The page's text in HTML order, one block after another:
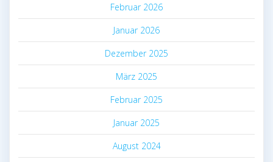
Februar 2026
Januar 2026
Dezember 2025
März 2025
Februar 2025
Januar 2025
August 2024